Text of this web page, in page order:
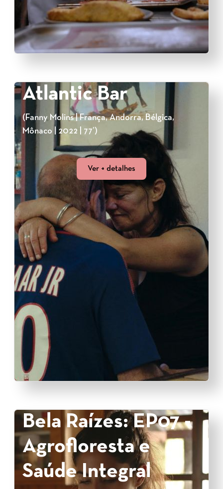
Atlantic Bar
(Fanny Molins | França, Andorra, Bélgica,
Mônaco | 2022 | 77’)
Ver + detalhes
Bela Raízes: EP07 -
Agrofloresta e
Saúde Integral